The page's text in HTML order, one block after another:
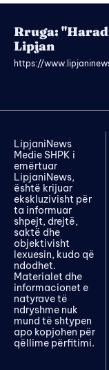
Rruga:
Lipjan
https://
LipjaniNews
Medie SHPK i
emërtuar
LipjaniNews,
është krijuar
ekskluzivisht për
ta informuar
shpejt, drejtë,
saktë dhe
objektivisht
lexuesin, kudo që
ndodhet.
Materialet dhe
informacionet e
natyrave të
ndryshme nuk
mund të shtypen
apo kopjohen për
qëllime përfitimi.